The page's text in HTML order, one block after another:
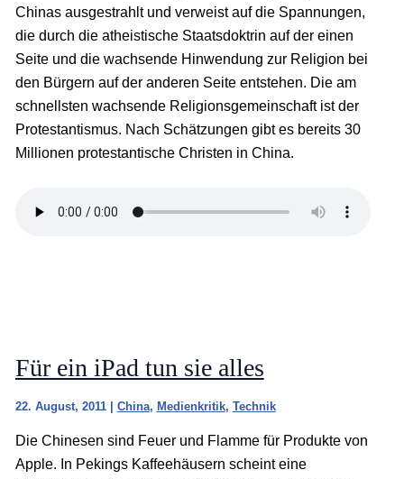
Chinas ausgestrahlt und verweist auf die Spannungen,
die durch die atheistische Staatsdoktrin auf der einen
Seite und die wachsende Hinwendung zur Religion bei
den Bürgern auf der anderen Seite entstehen. Die am
schnellsten wachsende Religionsgemeinschaft ist der
Protestantismus. Nach Schätzungen gibt es bereits 30
Millionen protestantische Christen in China.
Für ein iPad tun sie alles
22. August, 2011 China, Medienkritik, Technik
Die Chinesen sind Feuer und Flamme für Produkte von
Apple. In Pekings Kaffeehäusern scheint eine